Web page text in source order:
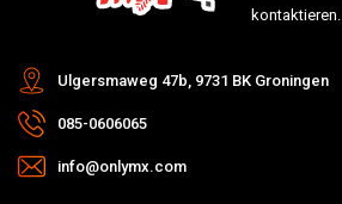
kontaktieren.
Ulgersmaweg 47b, 9731 BK Groningen
085-0606065
info@onlymx.com